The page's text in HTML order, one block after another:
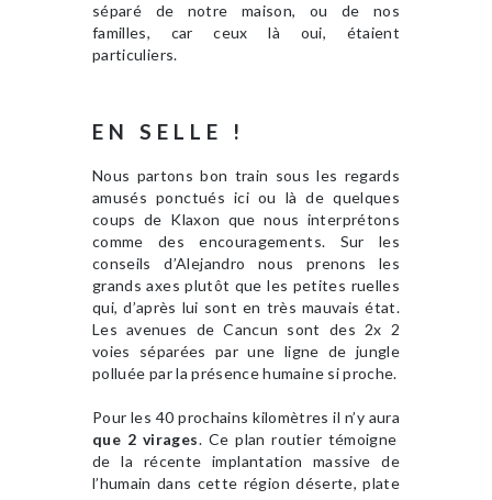
séparé de notre maison, ou de nos
familles, car ceux là oui, étaient
particuliers.
EN SELLE !
Nous partons bon train sous les regards
amusés ponctués ici ou là de quelques
coups de Klaxon que nous interprétons
comme des encouragements. Sur les
conseils d’Alejandro nous prenons les
grands axes plutôt que les petites ruelles
qui, d’après lui sont en très mauvais état.
Les avenues de Cancun sont des 2x 2
voies séparées par une ligne de jungle
polluée par la présence humaine si proche.
Pour les 40 prochains kilomètres il n’y aura
que 2 virages. Ce plan routier témoigne
de la récente implantation massive de
l’humain dans cette région déserte, plate